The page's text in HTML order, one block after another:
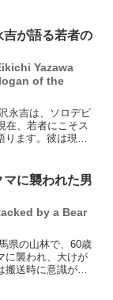
情をさらけ出す危
吉が語る若者の
Yazawa
of the
永吉は、ソロデビ
在、若者にこそス
ます。彼は現代
、心の支えとなる
に襲われた男
by a Bear
県の山林で、60歳
に襲われ、大けが
送時に意識がな